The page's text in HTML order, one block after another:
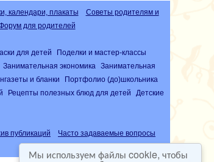
Мы используем файлы cookie, чтобы
календари, плакаты
Советы родителям и
для родителей
для детей
Поделки и мастер-классы
Занимательная экономика
Занимательная
и бланки
Портфолио (до)школьника
Рецепты полезных блюд для детей
Детские
публикаций
Часто задаваемые вопросы